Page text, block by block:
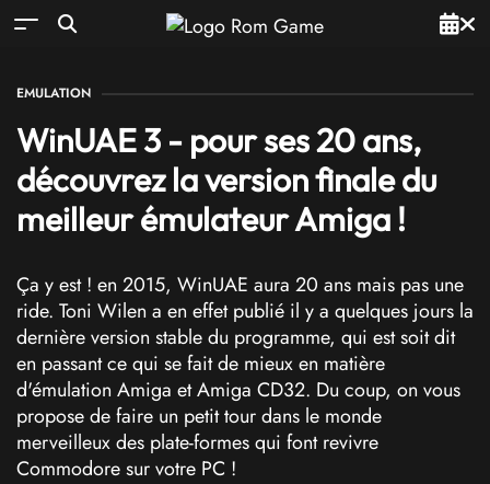
EMULATION
WinUAE 3 - pour ses 20 ans,
découvrez la version finale du
meilleur émulateur Amiga !
Ça y est ! en 2015, WinUAE aura 20 ans mais pas une
ride. Toni Wilen a en effet publié il y a quelques jours la
dernière version stable du programme, qui est soit dit
en passant ce qui se fait de mieux en matière
d'émulation Amiga et Amiga CD32. Du coup, on vous
propose de faire un petit tour dans le monde
merveilleux des plate-formes qui font revivre
Commodore sur votre PC !